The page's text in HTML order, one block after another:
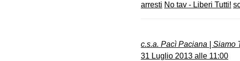
arresti No tav - Liberi Tutti!
c.s.a. Pacì Paciana | Siamo
31 Luglio 2013 alle 11:00